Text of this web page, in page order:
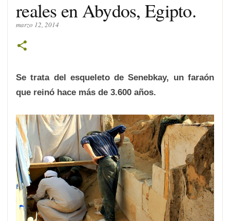
reales en Abydos, Egipto.
marzo 12, 2014
Se trata del esqueleto de Senebkay, un faraón
que reinó hace más de 3.600 años.